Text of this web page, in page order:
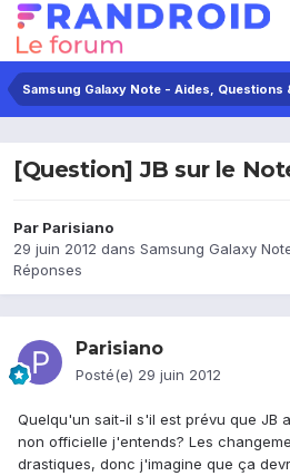
Samsung Galaxy Note - Aides, Questions
[Question] JB sur le
Par Parisiano
29 juin 2012 dans Samsung Galaxy
Réponses
Parisiano
Posté(e) 29 juin 2012
Quelqu'un sait-il s'il est prévu que JB
non officielle j'entends? Les
drastiques, donc j'imagine que ça